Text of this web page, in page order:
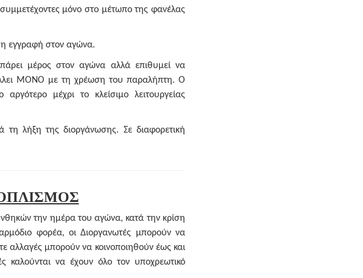
μόνο στο μέτωπο της φανέλας
η εγγραφή στον αγώνα.
μέρος στον αγώνα αλλά επιθυμεί να
ΜΟΝΟ με τη χρέωση του παραλήπτη. Ο
μέχρι το κλείσιμο λειτουργείας
λήξη της διοργάνωσης. Σε διαφορετική
την ημέρα του αγώνα, κατά την κρίση
φορέα, οι Διοργανωτές μπορούν να
αλλαγές μπορούν να κοινοποιηθούν έως και
να έχουν όλο τον υποχρεωτικό